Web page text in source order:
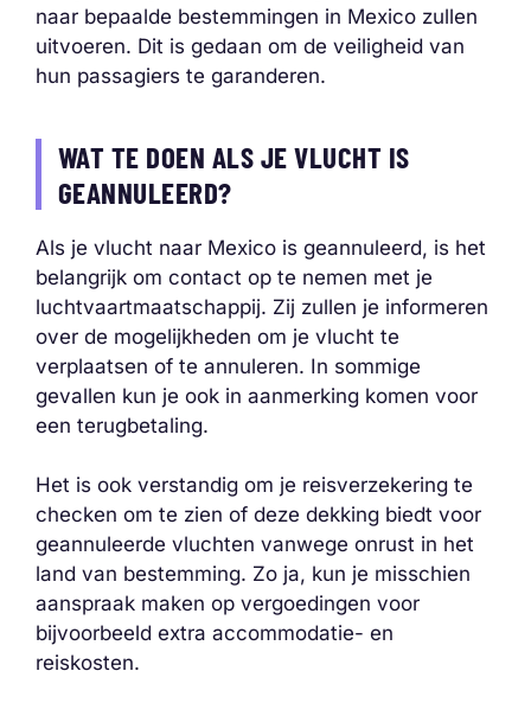
naar bepaalde bestemmingen in Mexico zullen
uitvoeren. Dit is gedaan om de veiligheid van
hun passagiers te garanderen.
WAT TE DOEN ALS JE VLUCHT IS
GEANNULEERD?
Als je vlucht naar Mexico is geannuleerd, is het
belangrijk om contact op te nemen met je
luchtvaartmaatschappij. Zij zullen je informeren
over de mogelijkheden om je vlucht te
verplaatsen of te annuleren. In sommige
gevallen kun je ook in aanmerking komen voor
een terugbetaling.
Het is ook verstandig om je reisverzekering te
checken om te zien of deze dekking biedt voor
geannuleerde vluchten vanwege onrust in het
land van bestemming. Zo ja, kun je misschien
aanspraak maken op vergoedingen voor
bijvoorbeeld extra accommodatie- en
reiskosten.